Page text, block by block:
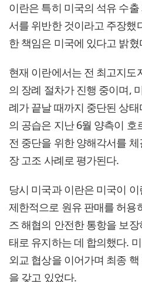
이란은 특히 미국의 석유 수
서를 위반한 것이라고 주장했
한 책임은 미국에 있다고 밝혔
현재 이란에서는 전 최고지도
의 장례 절차가 진행 중이며,
례가 끝날 때까지 중단된 상
의 공습은 지난 6월 양측이
전 중단을 위한 양해각서를
장 고조 사례로 평가된다.
당시 미국과 이란은 미국이
제한적으로 원유 판매를 허용
즈 해협의 안전한 통항을 보
태로 유지하는 데 합의했다.
외교 협상을 이어가며 최종
을 갖고 있었다.